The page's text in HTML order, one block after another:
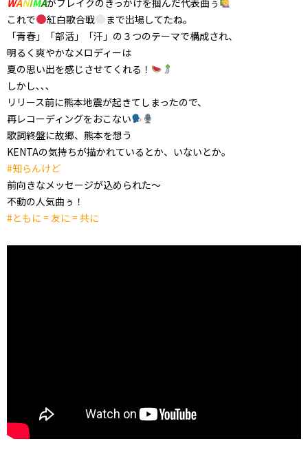
これで
紅白歌合戦
まで出場してたね。
「青春」「部活」「汗」の３つのテーマで構成され、
明るく爽やかなメロディーは
夏の思い出を感じさせてくれる！
しかし､､､
リリース前に熊本地震が起きてしまったので、
再レコーディングをおこない
歌詞終盤に故郷、熊本を想う
KENTAの気持ちが描かれているとか、いないとか。
#知らんけど
前向きなメッセージが込められた〜
不動の人気曲ぅ！
#ともに = 友に = 共に